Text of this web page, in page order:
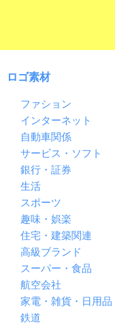
ロゴ素材
ファション
インターネット
自動車関係
サービス・ソフト
銀行・証券
生活
スポーツ
趣味・娯楽
住宅・建築関連
高級ブランド
スーパー・食品
航空会社
家電・雑貨・日用品
鉄道